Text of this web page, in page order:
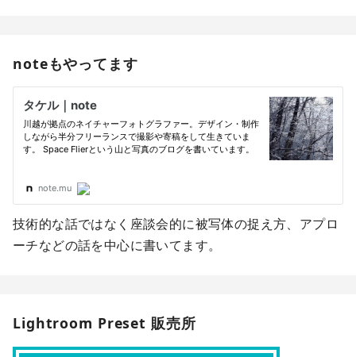
noteもやってます
技術的な話ではなく座談会的に被写体の捉え方、アプロ
ーチなどの話を中心に書いてます。
Lightroom Preset 販売所